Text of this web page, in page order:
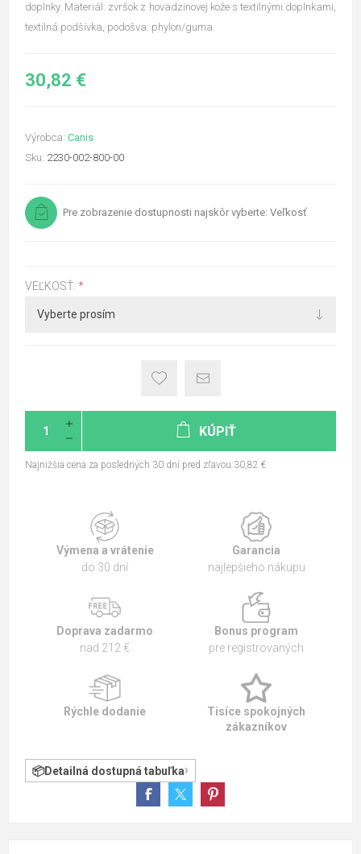
doplnky. Materiál: zvršok z hovädzinovej kože s textilnými doplnkami,
textilná podšívka, podošva: phylon/guma.
30,82 €
Výrobca: Canis
Sku: 2230-002-800-00
Pre zobrazenie dostupnosti najskôr vyberte: Veľkosť
VEĽKOSŤ: *
KÚPIŤ
Najnižšia cena za posledných 30 dní pred zľavou:30,82 €
Výmena a vrátenie
do 30 dní
Garancia
najlepšieho nákupu
Doprava zadarmo
nad 212 €
Bonus program
pre registrovaných
Rýchle dodanie
Tisíce spokojných
zákazníkov
Detailná dostupná tabuľka